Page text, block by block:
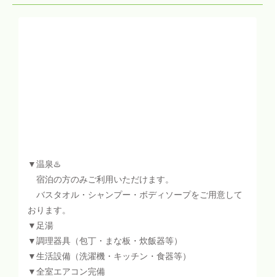
▼温泉♨️
宿泊の方のみご利用いただけます。
バスタオル・シャンプー・ボディソープをご用意して
おります。
▼足湯
▼調理器具（包丁・まな板・炊飯器等）
▼生活設備（洗濯機・キッチン・食器等）
▼全室エアコン完備